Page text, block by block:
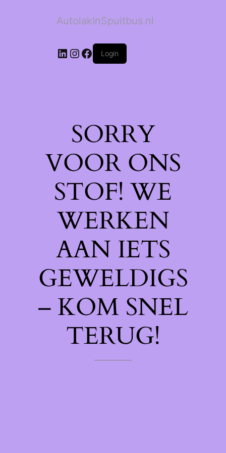
AutolakInSpuitbus.nl
LinkedIn
Instagram
Facebook
Login
SORRY
VOOR ONS
STOF! WE
WERKEN
AAN IETS
GEWELDIGS
– KOM SNEL
TERUG!